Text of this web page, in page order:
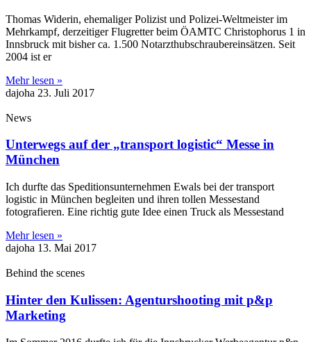
Thomas Widerin, ehemaliger Polizist und Polizei-Weltmeister im
Mehrkampf, derzeitiger Flugretter beim ÖAMTC Christophorus 1 in
Innsbruck mit bisher ca. 1.500 Notarzthubschraubereinsätzen. Seit
2004 ist er
Mehr lesen »
dajoha 23. Juli 2017
News
Unterwegs auf der „transport logistic“ Messe in
München
Ich durfte das Speditionsunternehmen Ewals bei der transport
logistic in München begleiten und ihren tollen Messestand
fotografieren. Eine richtig gute Idee einen Truck als Messestand
Mehr lesen »
dajoha 13. Mai 2017
Behind the scenes
Hinter den Kulissen: Agenturshooting mit p&p
Marketing